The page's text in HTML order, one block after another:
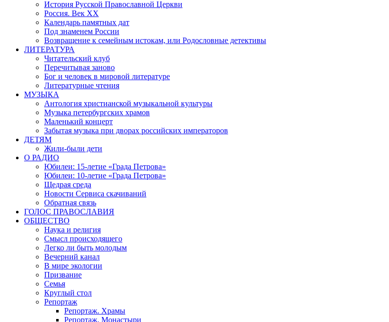
История Русской Православной Церкви
Россия. Век ХХ
Календарь памятных дат
Под знаменем России
Возвращение к семейным истокам, или Родословные детективы
ЛИТЕРАТУРА
Читательский клуб
Перечитывая заново
Бог и человек в мировой литературе
Литературные чтения
МУЗЫКА
Антология христианской музыкальной культуры
Музыка петербургских храмов
Маленький концерт
Забытая музыка при дворах российских императоров
ДЕТЯМ
Жили-были дети
О РАДИО
Юбилеи: 15-летие «Града Петрова»
Юбилеи: 10-летие «Града Петрова»
Щедрая среда
Новости Сервиса скачиваний
Обратная связь
ГОЛОС ПРАВОСЛАВИЯ
ОБЩЕСТВО
Наука и религия
Смысл происходящего
Легко ли быть молодым
Вечерний канал
В мире экологии
Призвание
Семья
Круглый стол
Репортаж
Репортаж. Храмы
Репортаж. Монастыри